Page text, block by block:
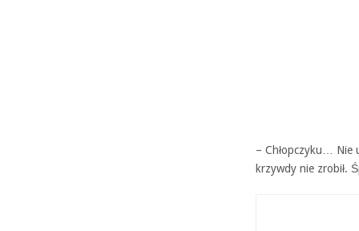
– Chłopczyku… Nie
krzywdy nie zrobił.